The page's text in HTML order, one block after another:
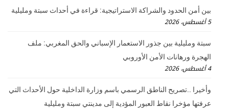
بين أمن الحدود والشراكة الاستراتيجية: قراءة في أحداث سبتة ومليلية
5 أغسطس، 2026
سبتة ومليلية بين جذور الاستعمار الإسباني والحق المغربي: ملف
الهجرة ورهانات الأمن الأوروبي
4 أغسطس، 2026
وأخيرا ..تصريح الناطق الرسمي باسم وزارة الداخلية حول الأحداث التي
عرفتها مؤخرا نقاط العبور المؤدية إلى مدينتي سبتة ومليلية